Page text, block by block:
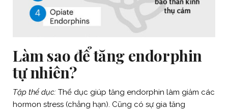
Làm sao để tăng endorphin
tự nhiên?
Tập thể dục: Thể dục giúp tăng endorphin làm giảm các
hormon stress (chẳng hạn). Cũng có sự gia tăng